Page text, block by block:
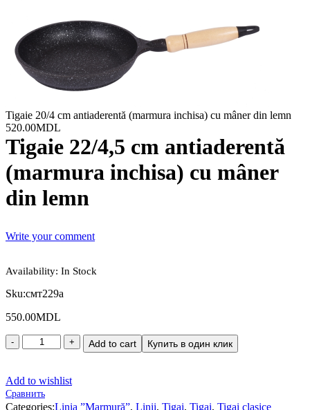
Tigaie 20/4 cm antiaderentă (marmura inchisa) cu mâner din lemn
520.00MDL
Tigaie 22/4,5 cm antiaderentă
(marmura inchisa) cu mâner
din lemn
Write your comment
Availability: In Stock
Sku:смт229а
550.00MDL
Add to cart Купить в один клик
Add to wishlist
Сравнить
Categories:Linia ”Marmură”, Linii, Tigai, Tigai, Tigai clasice